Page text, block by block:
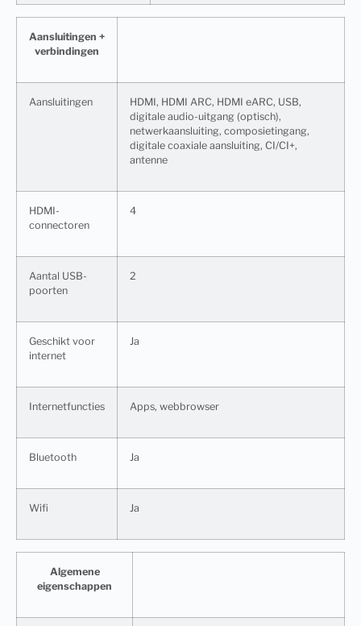
Aansluitingen +
verbindingen
Aansluitingen
HDMI, HDMI ARC, HDMI eARC, USB,
digitale audio-uitgang (optisch),
netwerkaansluiting, composietingang,
digitale coaxiale aansluiting, CI/CI+,
antenne
HDMI-
connectoren
4
Aantal USB-
poorten
2
Geschikt voor
internet
Ja
Internetfuncties Apps, webbrowser
Bluetooth Ja
Wifi Ja
Algemene
eigenschappen